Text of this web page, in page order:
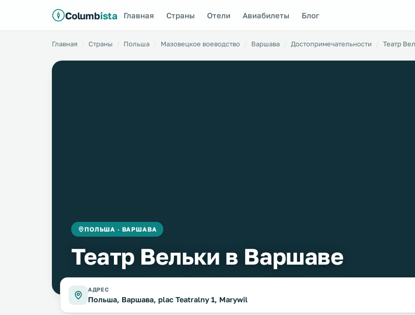
Columbista Главная Страны Отели Авиабилеты Блог
Главная Страны Польша Мазовецкое воеводство Варшава Достопримечательности Театр
ПОЛЬША · ВАРШАВА
Театр Вельки в Варшаве
АДРЕС
Польша, Варшава, plac Teatralny 1, Marywil